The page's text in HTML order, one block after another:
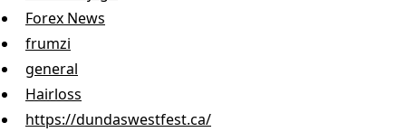
Forex News
frumzi
general
Hairloss
https://dundaswestfest.ca/